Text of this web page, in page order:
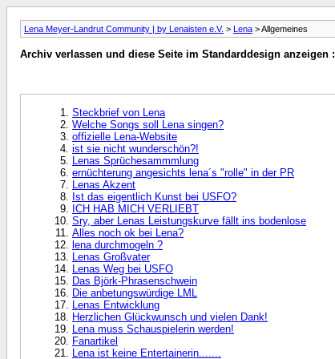
Lena Meyer-Landrut Community | by Lenaisten e.V. > Lena > Allgemeines
Archiv verlassen und diese Seite im Standarddesign anzeigen :
Steckbrief von Lena
Welche Songs soll Lena singen?
offizielle Lena-Website
ist sie nicht wunderschön?!
Lenas Sprüchesammmlung
ernüchterung angesichts lena´s "rolle" in der PR
Lenas Akzent
Ist das eigentlich Kunst bei USFO?
ICH HAB MICH VERLIEBT
Sry, aber Lenas Leistungskurve fällt ins bodenlose
Alles noch ok bei Lena?
lena durchmogeln ?
Lenas Großvater
Lenas Weg bei USFO
Das Björk-Phrasenschwein
Die anbetungswürdige LML
Lenas Entwicklung
Herzlichen Glückwunsch und vielen Dank!
Lena muss Schauspielerin werden!
Fanartikel
Lena ist keine Entertainerin.......